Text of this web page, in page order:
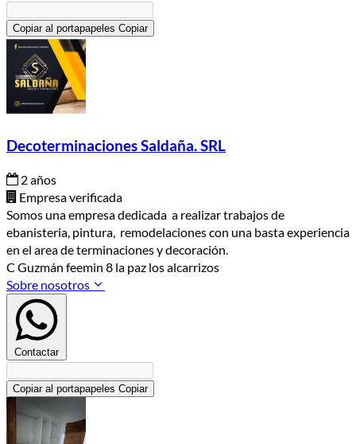
Copiar al portapapeles Copiar
Decoterminaciones Saldaña. SRL
2 años
Empresa verificada
Somos una empresa dedicada a realizar trabajos de
ebanisteria, pintura, remodelaciones con una basta experiencia
en el area de terminaciones y decoración.
C Guzmán feemin 8 la paz los alcarrizos
Sobre nosotros
Contactar
Copiar al portapapeles Copiar